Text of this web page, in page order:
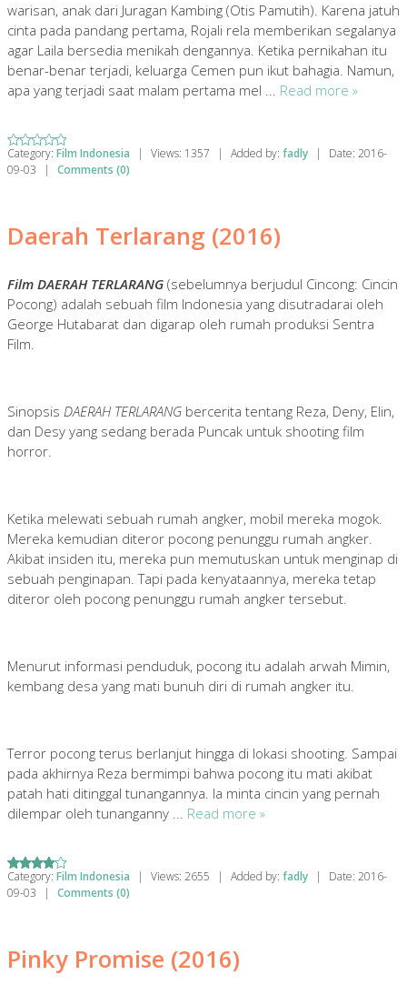
warisan, anak dari Juragan Kambing (Otis Pamutih). Karena jatuh
cinta pada pandang pertama, Rojali rela memberikan segalanya
agar Laila bersedia menikah dengannya. Ketika pernikahan itu
benar-benar terjadi, keluarga Cemen pun ikut bahagia. Namun,
apa yang terjadi saat malam pertama mel ... Read more »
Category: Film Indonesia | Views: 1357 | Added by: fadly | Date: 2016-
09-03
| Comments (0)
Daerah Terlarang (2016)
Film DAERAH TERLARANG (sebelumnya berjudul Cincong: Cincin
Pocong) adalah sebuah film Indonesia yang disutradarai oleh
George Hutabarat dan digarap oleh rumah produksi Sentra
Film.
Sinopsis DAERAH TERLARANG bercerita tentang Reza, Deny, Elin,
dan Desy yang sedang berada Puncak untuk shooting film
horror.
Ketika melewati sebuah rumah angker, mobil mereka mogok.
Mereka kemudian diteror pocong penunggu rumah angker.
Akibat insiden itu, mereka pun memutuskan untuk menginap di
sebuah penginapan. Tapi pada kenyataannya, mereka tetap
diteror oleh pocong penunggu rumah angker tersebut.
Menurut informasi penduduk, pocong itu adalah arwah Mimin,
kembang desa yang mati bunuh diri di rumah angker itu.
Terror pocong terus berlanjut hingga di lokasi shooting. Sampai
pada akhirnya Reza bermimpi bahwa pocong itu mati akibat
patah hati ditinggal tunangannya. Ia minta cincin yang pernah
dilempar oleh tunanganny ... Read more »
Category: Film Indonesia | Views: 2655 | Added by: fadly | Date: 2016-
09-03
| Comments (0)
Pinky Promise (2016)